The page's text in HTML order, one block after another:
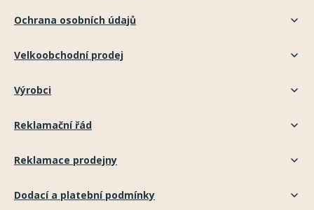
Ochrana osobních údajů
Velkoobchodní prodej
Výrobci
Reklamační řád
Reklamace prodejny
Dodací a platební podmínky